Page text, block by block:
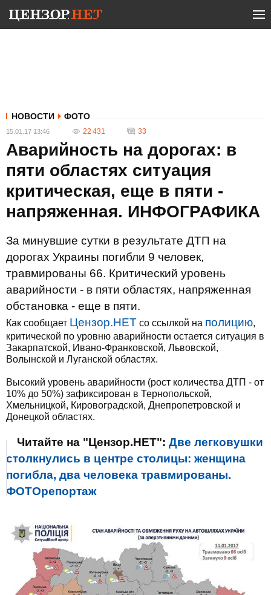
НОВОСТИ ФОТО
15.01.17 13:46 22 431 33
Аварийность на дорогах: в
пяти областях ситуация
критическая, еще в пяти -
напряженная. ИНФОГРАФИКА
За минувшие сутки в результате ДТП на
дорогах Украины погибли 9 человек,
травмированы 66. Критический уровень
аварийности - в пяти областях, напряженная
обстановка - еще в пяти.
Как сообщает Цензор.НЕТ со ссылкой на полицию,
критической по уровню аварийности остается ситуация в
Закарпатской, Ивано-Франковской, Львовской,
Волынской и Луганской областях.
Высокий уровень аварийности (рост количества ДТП - от
10% до 50%) зафиксирован в Тернопольской,
Хмельницкой, Кировоградской, Днепропетровской и
Донецкой областях.
Читайте на "Цензор.НЕТ": Две легковушки
столкнулись в центре столицы: женщина
погибла, два человека травмированы.
ФОТОрепортаж